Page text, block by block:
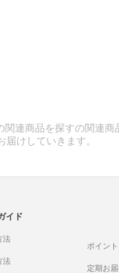
関連商品を探すの関連
けしていきます。
イド
法
法
ポイン
定期お